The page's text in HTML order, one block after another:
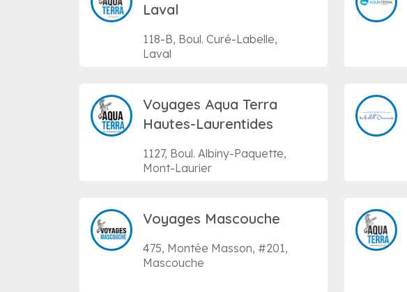
Laval
118-B, Boul. Curé-Labelle,
Laval
Voyages Aqua Terra
Hautes-Laurentides
1127, Boul. Albiny-Paquette,
Mont-Laurier
Voyages Mascouche
475, Montée Masson, #201,
Mascouche